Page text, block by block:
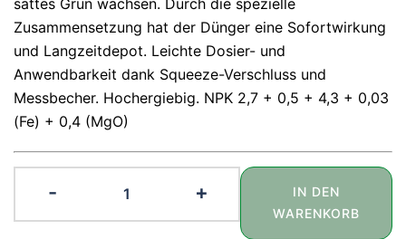
Zusammensetzung hat der Dünger eine Sofortwirkung
und Langzeitdepot. Leichte Dosier- und
Anwendbarkeit dank Squeeze-Verschluss und
Messbecher. Hochergiebig. NPK 2,7 + 0,5 + 4,3 + 0,03
(Fe) + 0,4 (MgO)
-
Flüssigdünger
für
+
IN DEN
WARENKORB